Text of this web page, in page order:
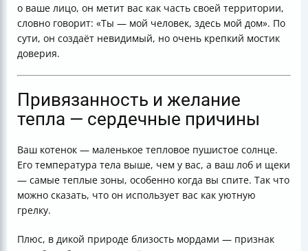
о ваше лицо, он метит вас как часть своей территории,
словно говорит: «Ты — мой человек, здесь мой дом». По
сути, он создаёт невидимый, но очень крепкий мостик
доверия.
Привязанность и желание
тепла — сердечные причины
Ваш котенок — маленькое тепловое пушистое солнце.
Его температура тела выше, чем у вас, а ваш лоб и щеки
— самые теплые зоны, особенно когда вы спите. Так что
можно сказать, что он использует вас как уютную
грелку.
Плюс, в дикой природе близость мордами — признак